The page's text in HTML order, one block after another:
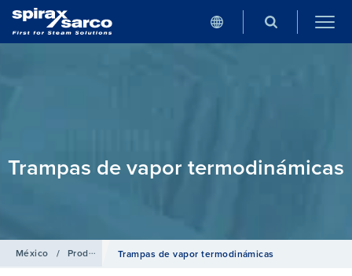
Trampas de vapor termodinámicas
México / Productos / Trampas de vapor
Trampas de vapor termodinámicas